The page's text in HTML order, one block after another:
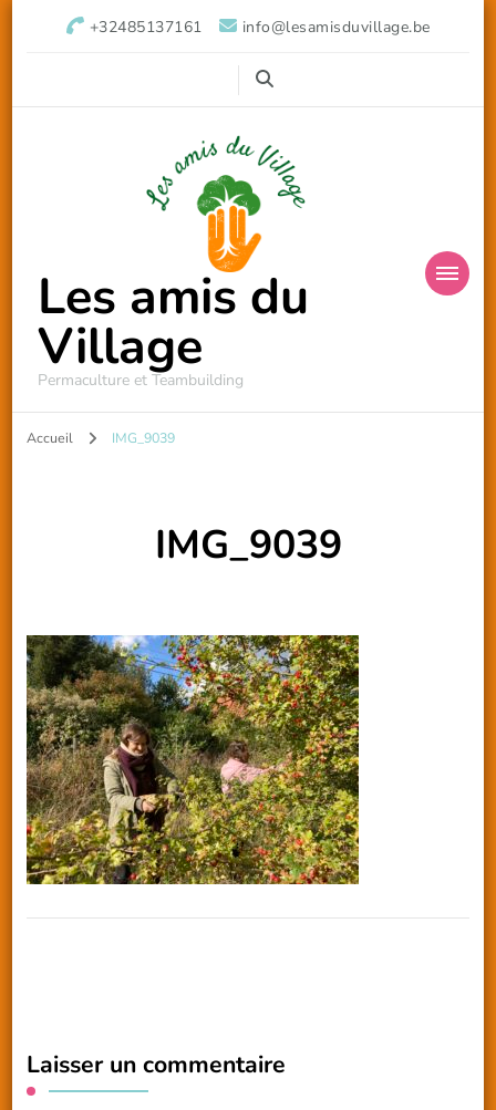
+32485137161 info@lesamisduvillage.be
Les amis du
Village
Permaculture et Teambuilding
Accueil IMG_9039
IMG_9039
Laisser un commentaire